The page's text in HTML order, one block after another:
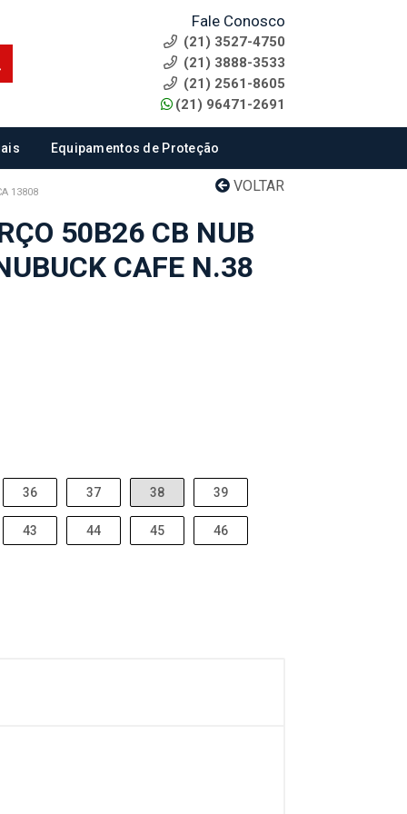
Fale Conosco
(21) 3527-4750
(21) 3888-3533
(21) 2561-8605
(21) 96471-2691
Equipamentos de Proteção
VOLTAR
13808
50B26 CB NUB
CAFE N.38
36 37 38 39
43 44 45 46